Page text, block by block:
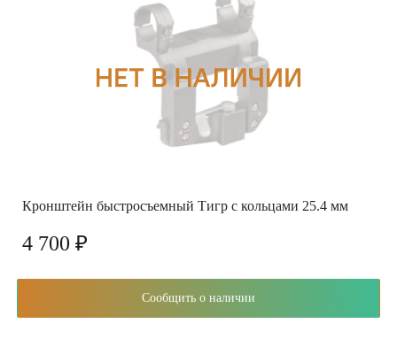
Кронштейн быстросъемный Тигр с кольцами 25.4 мм
4 700 ₽
Сообщить о наличии